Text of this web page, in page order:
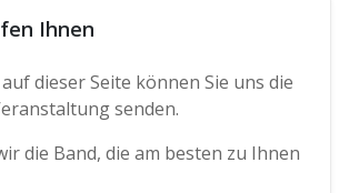
Ihnen
dieser Seite können Sie uns die
senden.
die Band, die am besten zu Ihnen